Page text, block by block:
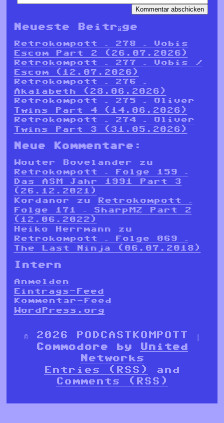
Neueste Beiträge
Retrokompott – 278 – Vobis
Escom Part 2 (26.07.2026)
Retrokompott – 277 – Vobis /
Escom (12.07.2026)
Retrokompott – 276 –
Akalabeth (28.06.2026)
Retrokompott – 275 – Oliver
Twins Part 4 (14.06.2026)
Retrokompott – 274 – Oliver
Twins Part 3 (31.05.2026)
Neue Kommentare:
Wouter Bovelander zu
Retrokompott – Folge 159 –
Das ASM Jahr 1991 Part 3
(26.12.2021)
Kordanor zu
Retrokompott –
Folge 171 – SharpMZ Part 2
(12.06.2022)
Heiko Herrmann zu
Retrokompott – Folge 069 –
The Last Ninja (06.07.2018)
Intern
Anmelden
Eintrags-Feed
Kommentar-Feed
WordPress.org
© 2026 PODCASTKOMPOTT |
Commodore by
United
Networks
Entries (RSS)
and
Comments (RSS)